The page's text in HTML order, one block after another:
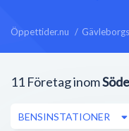
Öppettider.nu
11 Företag inom
BENSINSTATIONER